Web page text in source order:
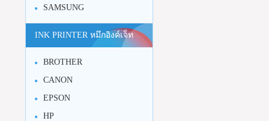
SAMSUNG
INK PRINTER หมึกอิงค์เจ็ท
BROTHER
CANON
EPSON
HP